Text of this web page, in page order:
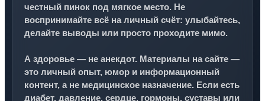
честный пинок под мягкое место. Не
воспринимайте всё на личный счёт: улыбайтесь,
делайте выводы или просто проходите мимо.
А здоровье — не анекдот. Материалы на сайте —
это личный опыт, юмор и информационный
контент, а не медицинское назначение. Если есть
диабет, давление, сердце, гормоны, суставы или